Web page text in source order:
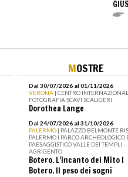
MOSTRE
Dal 30/07/2026 al 01/11/2026
VERONA | CENTRO
FOTOGRAFIA SCAVI SCALIGERI
Dorothea Lange
Dal 24/07/2026 al 31/10/2026
PALERMO | PALAZZO BELMONTE
PALERMO I PARCO ARCHEOLOGICO
PAESAGGISTICO VALLE DEI TEMPLI -
AGRIGENTO
Botero. L’incanto del Mito I
Botero. Il peso dei sogni